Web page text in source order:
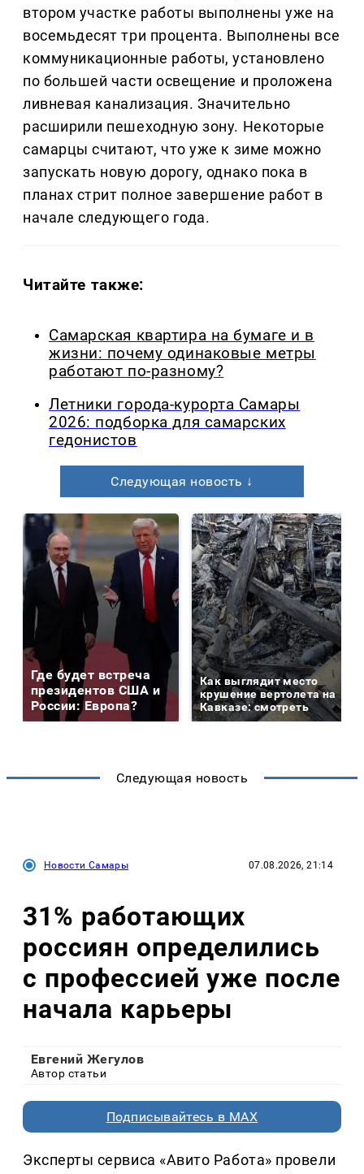
втором участке работы выполнены уже на
восемьдесят три процента. Выполнены все
коммуникационные работы, установлено
по большей части освещение и проложена
ливневая канализация. Значительно
расширили пешеходную зону. Некоторые
самарцы считают, что уже к зиме можно
запускать новую дорогу, однако пока в
планах стрит полное завершение работ в
начале следующего года.
Читайте также:
Самарская квартира на бумаге и в
жизни: почему одинаковые метры
работают по-разному?
Летники города-курорта Самары
2026: подборка для самарских
гедонистов
Следующая новость ↓
Где будет встреча
президентов США и
России: Европа?
Как выглядит место
крушение вертолета на
Кавказе: смотреть
Следующая новость
Новости Самары 07.08.2026, 21:14
31% работающих
россиян определились
с профессией уже после
начала карьеры
Евгений Жегулов
Автор статьи
Подписывайтесь в MAX
Эксперты сервиса «Авито Работа» провели